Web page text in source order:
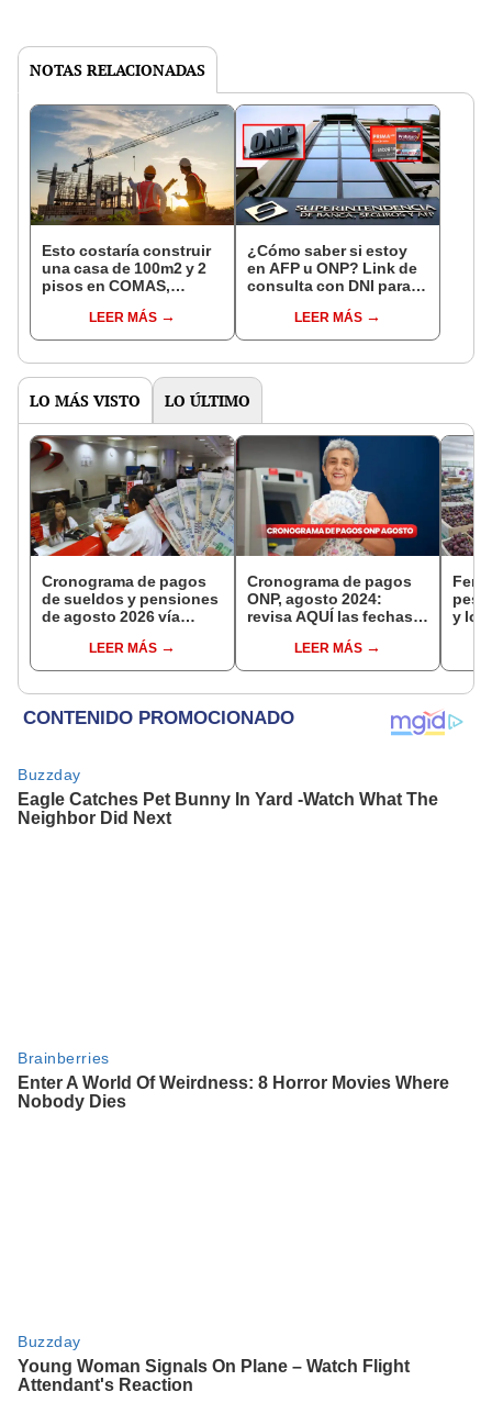
NOTAS RELACIONADAS
Esto costaría construir
una casa de 100m2 y 2
pisos en COMAS,
distritos de LIMA
NORTE
LEER MÁS
¿Cómo saber si estoy
en AFP u ONP? Link de
consulta con DNI para
pensiones estás
LEER MÁS
LO MÁS VISTO LO ÚLTIMO
Cronograma de pagos
de sueldos y pensiones
de agosto 2026 vía
conoce las fechas de
depósito
LEER MÁS
Cronograma de pagos
ONP, agosto 2024:
revisa AQUÍ las fechas
pensionistas del
Decreto Ley 19990
LEER MÁS
y
año